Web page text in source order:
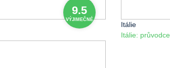
9.5
VÝJIMEČNÉ
Itálie
Itálie: průvodce